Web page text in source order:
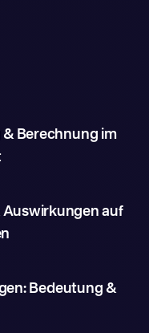
Berechnung im
Auswirkungen auf
Bedeutung &